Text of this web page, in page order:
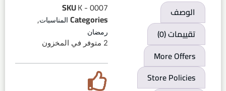
الوصف
تقييمات (0)
More Offers
Store Policies
SKUK - 0007
Categories المناسبات,
رمضان
2 متوفر في المخزون